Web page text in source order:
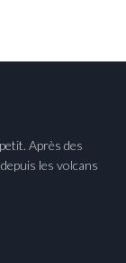
Après des
les volcans